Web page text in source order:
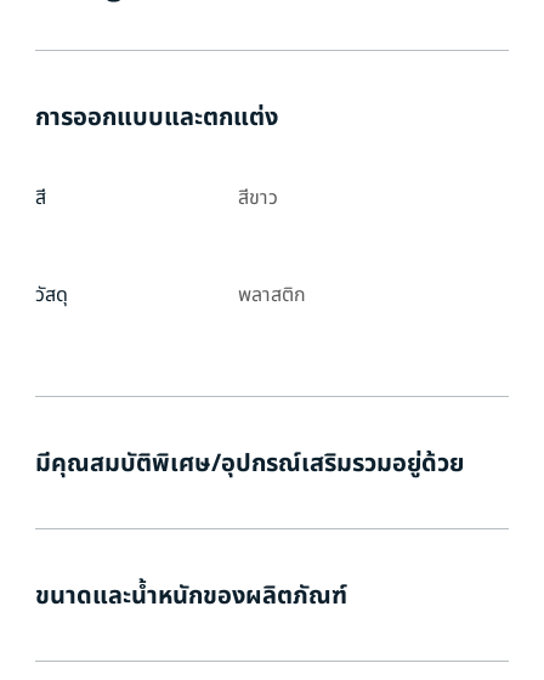
การออกแบบและตกแต่ง
สี สีขาว
วัสดุ พลาสติก
มีคุณสมบัติพิเศษ/อุปกรณ์เสริมรวมอยู่ด้วย
ขนาดและน้ำหนักของผลิตภัณฑ์